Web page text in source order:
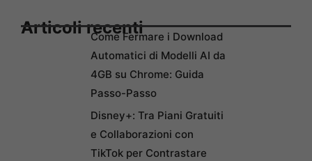
Articoli recentiCome Fermare i Download
Automatici di Modelli AI da
4GB su Chrome: Guida
Passo-Passo
Disney+: Tra Piani Gratuiti
e Collaborazioni con
TikTok per Contrastare